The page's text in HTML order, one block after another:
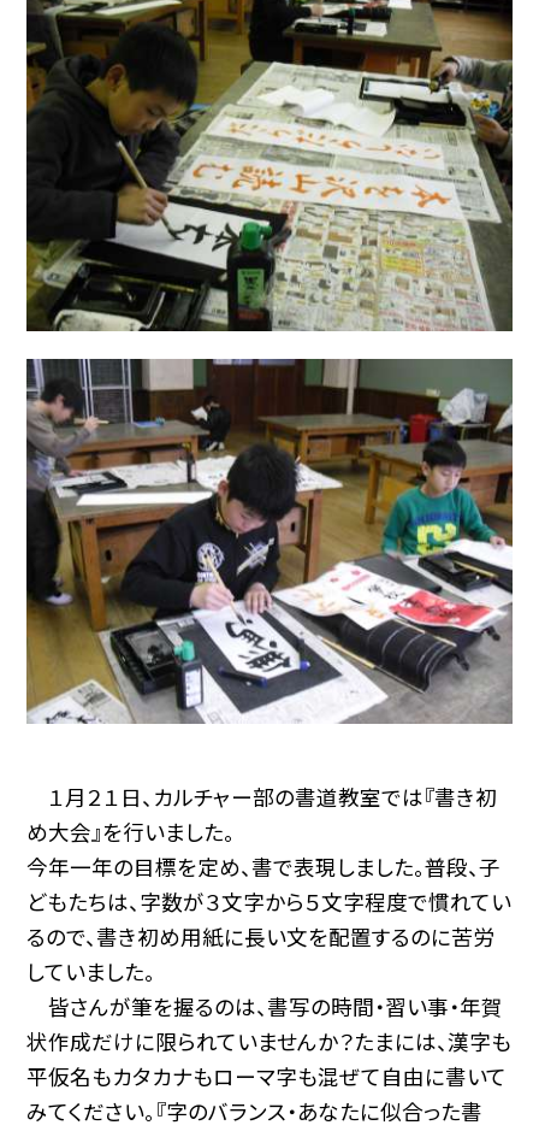
１月２１日、カルチャー部の書道教室では『書き初
め大会』を行いました。
今年一年の目標を定め、書で表現しました。普段、子
どもたちは、字数が３文字から５文字程度で慣れてい
るので、書き初め用紙に長い文を配置するのに苦労
していました。
皆さんが筆を握るのは、書写の時間・習い事・年賀
状作成だけに限られていませんか？たまには、漢字も
平仮名もカタカナもローマ字も混ぜて自由に書いて
みてください。『字のバランス・あなたに似合った書